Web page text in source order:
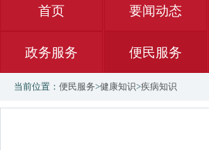
首页 要闻动态
政务服务 便民服务
当前位置： 便民服务>健康知识>疾病知识